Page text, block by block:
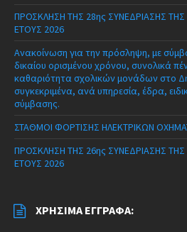
ΠΡΟΣΚΛΗΣΗ ΤΗΣ 28ης ΣΥΝΕΔΡΙΑΣΗΣ
ΕΤΟΥΣ 2026
Ανακοίνωση για την πρόσληψη, με
δικαίου ορισμένου χρόνου, συνολικά
καθαριότητα σχολικών μονάδων στο
συγκεκριμένα, ανά υπηρεσία, έδρα,
σύμβασης.
ΣΤΑΘΜΟΙ ΦΟΡΤΙΣΗΣ ΗΛΕΚΤΡΙΚΩΝ
ΠΡΟΣΚΛΗΣΗ ΤΗΣ 26ης ΣΥΝΕΔΡΙΑΣΗΣ
ΕΤΟΥΣ 2026
ΧΡΉΣΙΜΑ ΈΓΓΡΑΦΑ: